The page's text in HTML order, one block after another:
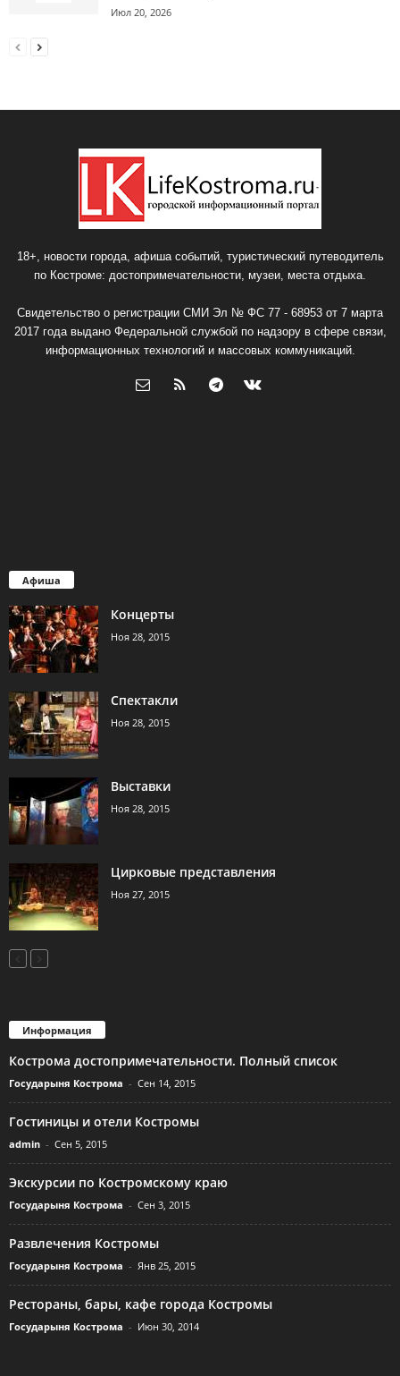
Июл 20, 2026
18+, новости города, афиша событий, туристический путеводитель
по Костроме: достопримечательности, музеи, места отдыха.
Свидетельство о регистрации СМИ Эл № ФС 77 - 68953 от 7 марта
2017 года выдано Федеральной службой по надзору в сфере связи,
информационных технологий и массовых коммуникаций.
Афиша
Концерты
Ноя 28, 2015
Спектакли
Ноя 28, 2015
Выставки
Ноя 28, 2015
Цирковые представления
Ноя 27, 2015
Информация
Кострома достопримечательности. Полный список
Государыня Кострома - Сен 14, 2015
Гостиницы и отели Костромы
admin - Сен 5, 2015
Экскурсии по Костромскому краю
Государыня Кострома - Сен 3, 2015
Развлечения Костромы
Государыня Кострома - Янв 25, 2015
Рестораны, бары, кафе города Костромы
Государыня Кострома - Июн 30, 2014